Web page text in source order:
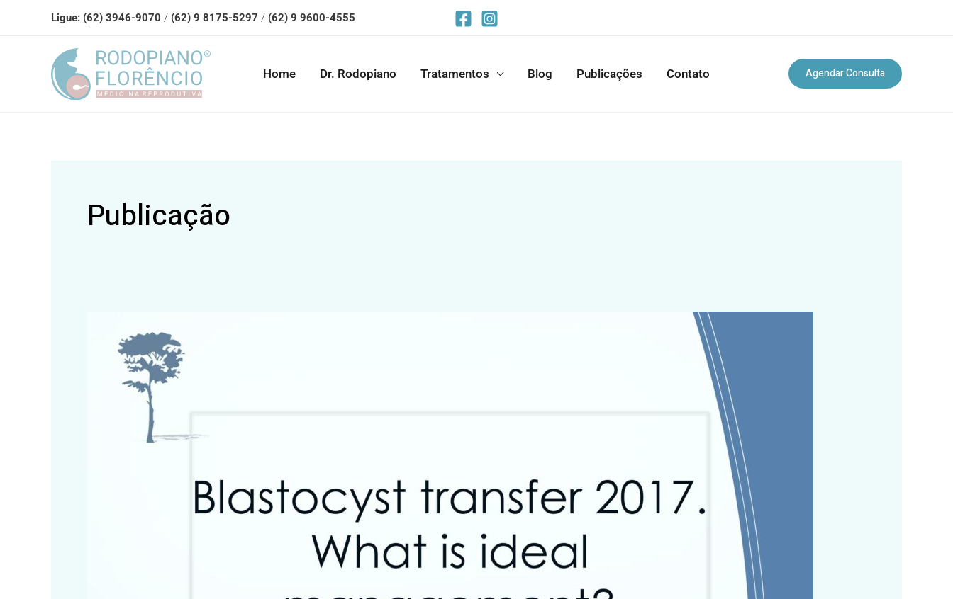
Ligue: (62) 3946-9070 / (62) 9 8175-5297 / (62) 9 9600-4555
Home Dr. Rodopiano Tratamentos Blog Publicações Contato Agendar Consulta
Publicação
Transfer